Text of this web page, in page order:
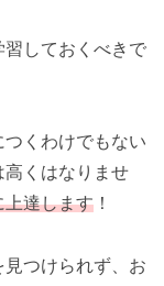
しておくべきで
くわけでもない
高くはなりませ
上達します ！
つけられず、お